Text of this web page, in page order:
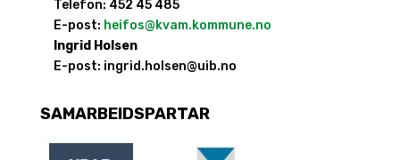
Telefon: 452 45 485
E-post: heifos@kvam.kommune.no
Ingrid Holsen
E-post: ingrid.holsen@uib.no
SAMARBEIDSPARTAR